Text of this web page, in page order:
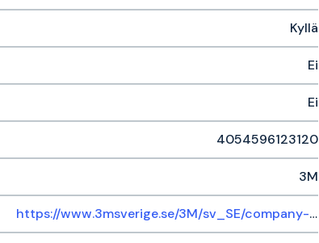
Kyllä
Ei
Ei
4054596123120
3M
https://www.3msverige.se/3M/sv_SE/company-ndc/help-center/